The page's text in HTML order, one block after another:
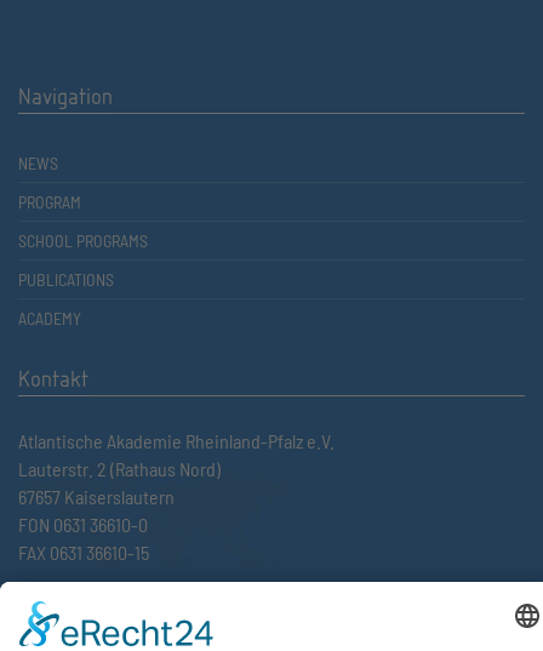
Navigation
NEWS
PROGRAM
SCHOOL PROGRAMS
PUBLICATIONS
ACADEMY
Kontakt
Atlantische Akademie Rheinland-Pfalz e.V.
Lauterstr. 2 (Rathaus Nord)
67657 Kaiserslautern
FON 0631 36610-0
FAX 0631 36610-15